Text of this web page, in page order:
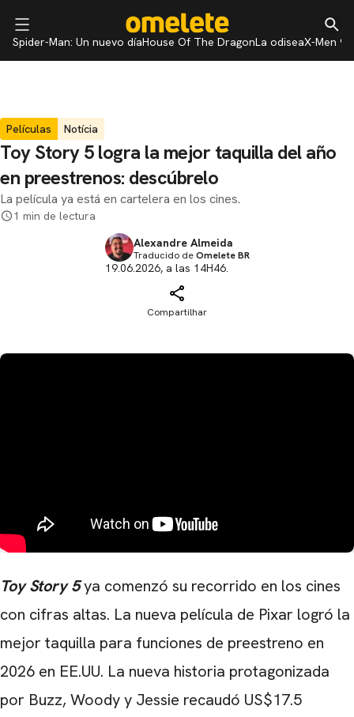
Spider-Man: Un nuevo díaHouse Of The DragonLa odiseaX-Men 97
Películas Notícia
Toy Story 5 logra la mejor taquilla del año
en preestrenos: descúbrelo
La película ya está en cartelera en los cines.
1 min de lectura
Alexandre Almeida
Traducido deOmelete BR
19.06.2026, a las 14H46.
Compartilhar
Toy Story 5ya comenzó su recorrido en los cines
con cifras altas. La nueva película de Pixar logró la
mejor taquilla para funciones de preestreno en
2026 en EE.UU. La nueva historia protagonizada
por Buzz, Woody y Jessie recaudó US$17.5